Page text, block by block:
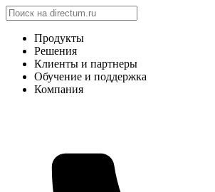
Продукты
Решения
Клиенты и партнеры
Обучение и поддержка
Компания